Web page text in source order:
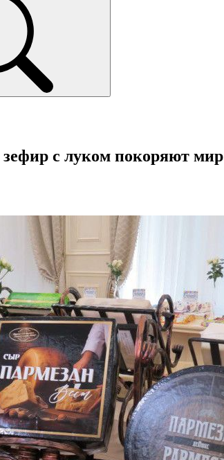
с луком покоряют мир